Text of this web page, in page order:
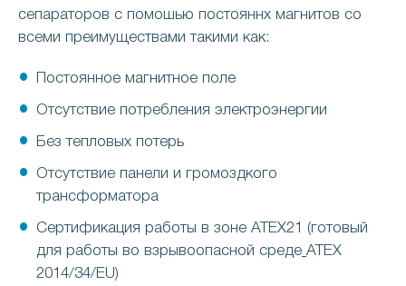
сепараторов с помошью постояннх магнитов со
всеми преимуществами такими как:
Постоянное магнитное поле
Отсутствие потребления электроэнергии
Без тепловых потерь
Отсутствие панели и громоздкого
трансформатора
Сертификация работы в зоне ATEX21 (готовый
для работы во взрывоопасной среде ATEX
2014/34/EU)